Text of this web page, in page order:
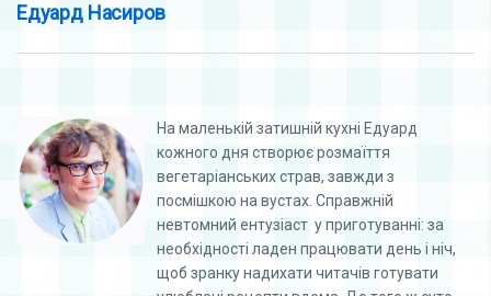
Едуард Насиров
На маленькій затишній кухні Едуард
кожного дня створює розмаїття
вегетаріанських страв, завжди з
посмішкою на вустах. Справжній
невтомний ентузіаст у приготуванні: за
необхідності ладен працювати день і ніч,
щоб зранку надихати читачів готувати